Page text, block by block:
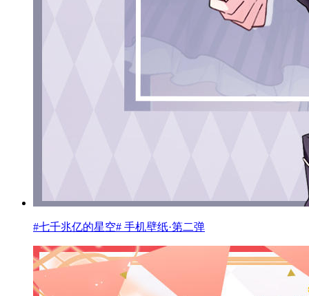
#七千兆亿的星空# 手机壁纸·第二弹